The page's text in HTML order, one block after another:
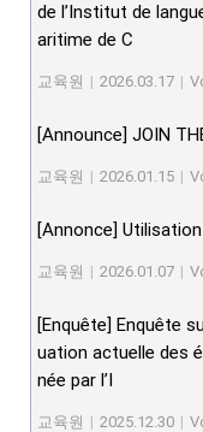
de l’Institut de
aritime de C
교육원 | 2026.03.17 |
[Announce] JOIN
교육원 | 2026.01.15 |
[Annonce]
교육원 | 2026.01.07 |
[Enquête] Enquête
uation actuelle des
née par l’I
교육원 | 2025.12.30 |